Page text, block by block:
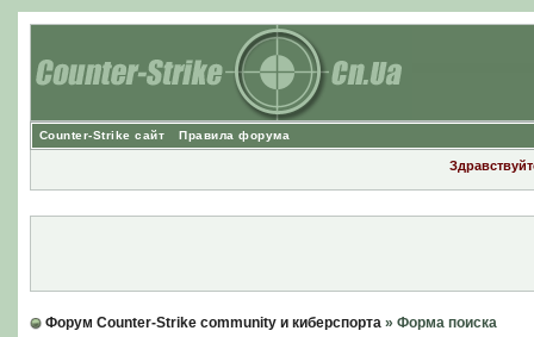
Counter-Strike сайт Правила форума
Форум Counter-Strike community и киберспорта» Форма поиска